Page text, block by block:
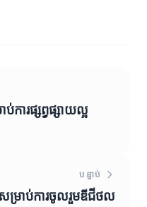
ការផ្សព្វផ្សាយល្អ
បន្ទាប់
សម្រាប់ការចូលរួមឌីជីថល